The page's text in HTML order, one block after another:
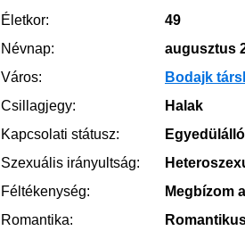
Életkor:
49
Névnap:
augusztus
Város:
Bodajk
Csillagjegy:
Halak
Kapcsolati státusz:
Szexuális irányultság:
Féltékenység:
Megbízom
Romantika: